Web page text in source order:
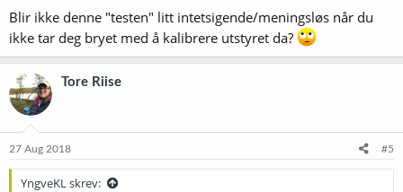
Blir ikke denne "testen" litt intetsigende/meningsløs når du
ikke tar deg bryet med å kalibrere utstyret da?
Tore Riise
27 Aug 2018 #5
YngveKL skrev: